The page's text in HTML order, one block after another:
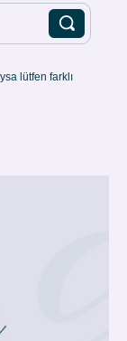
lütfen farklı